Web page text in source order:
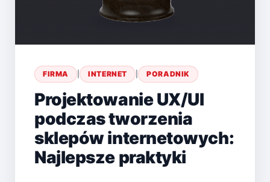
FIRMA | INTERNET | PORADNIK
Projektowanie UX/UI
podczas tworzenia
sklepów internetowych:
Najlepsze praktyki